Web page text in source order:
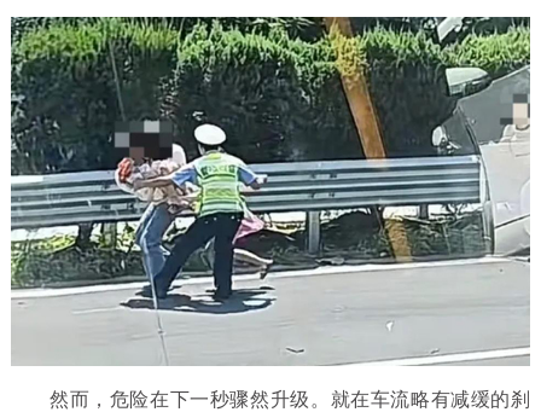
然而，危险在下一秒骤然升级。就在车流略有减缓的刹